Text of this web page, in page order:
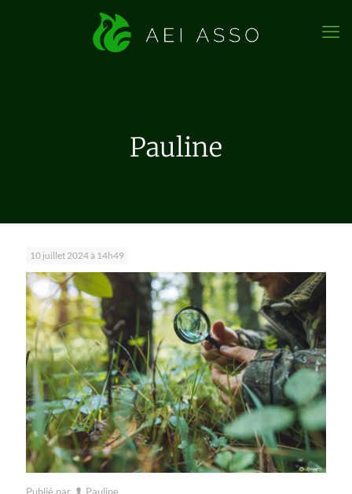
Pauline
10 juillet 2024 à 14h49
Publié par Pauline